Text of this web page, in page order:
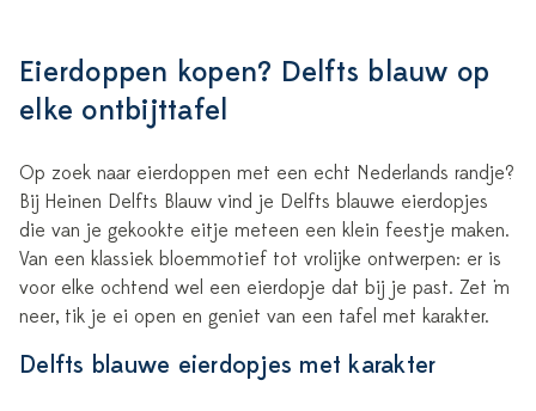
Eierdoppen kopen? Delfts blauw op
elke ontbijttafel
Op zoek naar eierdoppen met een echt Nederlands randje?
Bij Heinen Delfts Blauw vind je Delfts blauwe eierdopjes
die van je gekookte eitje meteen een klein feestje maken.
Van een klassiek bloemmotief tot vrolijke ontwerpen: er is
voor elke ochtend wel een eierdopje dat bij je past. Zet 'm
neer, tik je ei open en geniet van een tafel met karakter.
Delfts blauwe eierdopjes met karakter